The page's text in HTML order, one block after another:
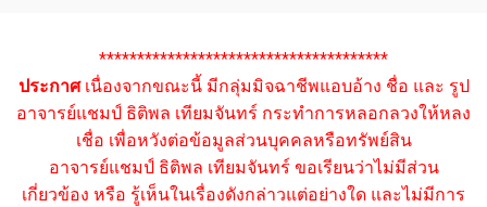
**************************************
ประกาศเนื่องจากขณะนี้ มีกลุ่มมิจฉาชีพแอบอ้าง ชื่อ และ รูป
อาจารย์แชมป์ ธิติพล เทียมจันทร์ กระทำการหลอกลวงให้หลง
เชื่อ เพื่อหวังต่อข้อมูลส่วนบุคคลหรือทรัพย์สิน
อาจารย์แชมป์ ธิติพล เทียมจันทร์ ขอเรียนว่าไม่มีส่วน
เกี่ยวข้อง หรือ รู้เห็นในเรื่องดังกล่าวแต่อย่างใด และไม่มีการ